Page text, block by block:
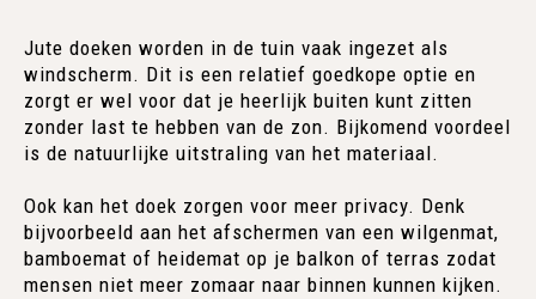
Jute doeken worden in de tuin vaak ingezet als
windscherm. Dit is een relatief goedkope optie en
zorgt er wel voor dat je heerlijk buiten kunt zitten
zonder last te hebben van de zon. Bijkomend voordeel
is de natuurlijke uitstraling van het materiaal.
Ook kan het doek zorgen voor meer privacy. Denk
bijvoorbeeld aan het afschermen van een wilgenmat,
bamboemat of heidemat op je balkon of terras zodat
mensen niet meer zomaar naar binnen kunnen kijken.